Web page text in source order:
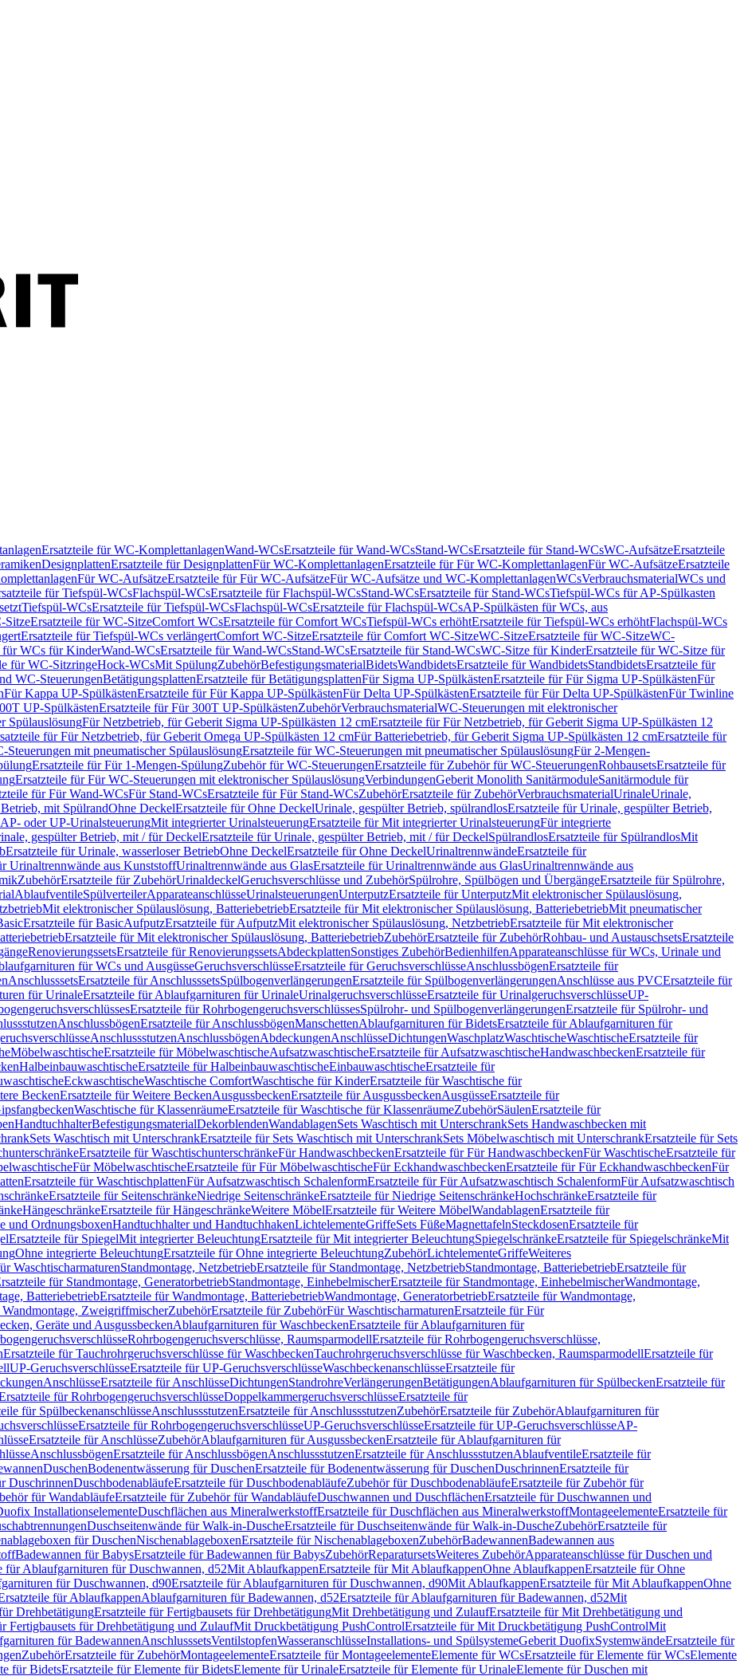
Ersatzteile für WC-KomplettanlagenWand-WCsErsatzteile für Wand-WCsStand-WCsErsatzteile für Stand-WCsWC-AufsätzeErsatzteile
DesignplattenErsatzteile für DesignplattenFür WC-KomplettanlagenErsatzteile für Für WC-KomplettanlagenFür WC-AufsätzeErsatzteile
Für WC-AufsätzeErsatzteile für Für WC-AufsätzeFür WC-Aufsätze und WC-KomplettanlagenWCsVerbrauchsmaterialWCs und
für Tiefspül-WCsFlachspül-WCsErsatzteile für Flachspül-WCsStand-WCsErsatzteile für Stand-WCsTiefspül-WCs für AP-Spülkasten
Tiefspül-WCsErsatzteile für Tiefspül-WCsFlachspül-WCsErsatzteile für Flachspül-WCsAP-Spülkästen für WCs, aus
SitzeErsatzteile für WC-SitzeComfort WCsErsatzteile für Comfort WCsTiefspül-WCs erhöhtErsatzteile für Tiefspül-WCs erhöhtFlachspül-WCs
Ersatzteile für Tiefspül-WCs verlängertComfort WC-SitzeErsatzteile für Comfort WC-SitzeWC-SitzeErsatzteile für WC-SitzeWC-
für WCs für KinderWand-WCsErsatzteile für Wand-WCsStand-WCsErsatzteile für Stand-WCsWC-Sitze für KinderErsatzteile für WC-Sitze für
für WC-SitzringeHock-WCsMit SpülungZubehörBefestigungsmaterialBidetsWandbidetsErsatzteile für WandbidetsStandbidetsErsatzteile für
WC-SteuerungenBetätigungsplattenErsatzteile für BetätigungsplattenFür Sigma UP-SpülkästenErsatzteile für Für Sigma UP-SpülkästenFür
Für Kappa UP-SpülkästenErsatzteile für Für Kappa UP-SpülkästenFür Delta UP-SpülkästenErsatzteile für Für Delta UP-SpülkästenFür Twinline
UP-SpülkästenErsatzteile für Für 300T UP-SpülkästenZubehörVerbrauchsmaterialWC-Steuerungen mit elektronischer
SpülauslösungFür Netzbetrieb, für Geberit Sigma UP-Spülkästen 12 cmErsatzteile für Für Netzbetrieb, für Geberit Sigma UP-Spülkästen 12
für Für Netzbetrieb, für Geberit Omega UP-Spülkästen 12 cmFür Batteriebetrieb, für Geberit Sigma UP-Spülkästen 12 cmErsatzteile für
Steuerungen mit pneumatischer SpülauslösungErsatzteile für WC-Steuerungen mit pneumatischer SpülauslösungFür 2-Mengen-
Ersatzteile für Für 1-Mengen-SpülungZubehör für WC-SteuerungenErsatzteile für Zubehör für WC-SteuerungenRohbausetsErsatzteile für
Ersatzteile für Für WC-Steuerungen mit elektronischer SpülauslösungVerbindungenGeberit Monolith SanitärmoduleSanitärmodule für
für Für Wand-WCsFür Stand-WCsErsatzteile für Für Stand-WCsZubehörErsatzteile für ZubehörVerbrauchsmaterialUrinaleUrinale,
mit SpülrandOhne DeckelErsatzteile für Ohne DeckelUrinale, gespülter Betrieb, spülrandlosErsatzteile für Urinale, gespülter Betrieb,
oder UP-UrinalsteuerungMit integrierter UrinalsteuerungErsatzteile für Mit integrierter UrinalsteuerungFür integrierte
gespülter Betrieb, mit / für DeckelErsatzteile für Urinale, gespülter Betrieb, mit / für DeckelSpülrandlosErsatzteile für SpülrandlosMit
Ersatzteile für Urinale, wasserloser BetriebOhne DeckelErsatzteile für Ohne DeckelUrinaltrennwändeErsatzteile für
Urinaltrennwände aus KunststoffUrinaltrennwände aus GlasErsatzteile für Urinaltrennwände aus GlasUrinaltrennwände aus
ZubehörErsatzteile für ZubehörUrinaldeckelGeruchsverschlüsse und ZubehörSpülrohre, Spülbögen und ÜbergängeErsatzteile für Spülrohre,
AblaufventileSpülverteilerApparateanschlüsseUrinalsteuerungenUnterputzErsatzteile für UnterputzMit elektronischer Spülauslösung,
Mit elektronischer Spülauslösung, BatteriebetriebErsatzteile für Mit elektronischer Spülauslösung, BatteriebetriebMit pneumatischer
Ersatzteile für BasicAufputzErsatzteile für AufputzMit elektronischer Spülauslösung, NetzbetriebErsatzteile für Mit elektronischer
Ersatzteile für Mit elektronischer Spülauslösung, BatteriebetriebZubehörErsatzteile für ZubehörRohbau- und AustauschsetsErsatzteile
RenovierungssetsErsatzteile für RenovierungssetsAbdeckplattenSonstiges ZubehörBedienhilfenApparateanschlüsse für WCs, Urinale und
für WCs und AusgüsseGeruchsverschlüsseErsatzteile für GeruchsverschlüsseAnschlussbögenErsatzteile für
AnschlusssetsErsatzteile für AnschlusssetsSpülbogenverlängerungenErsatzteile für SpülbogenverlängerungenAnschlüsse aus PVCErsatzteile für
für UrinaleErsatzteile für Ablaufgarnituren für UrinaleUrinalgeruchsverschlüsseErsatzteile für UrinalgeruchsverschlüsseUP-
Ersatzteile für RohrbogengeruchsverschlüssesSpülrohr- und SpülbogenverlängerungenErsatzteile für Spülrohr- und
AnschlussbögenErsatzteile für AnschlussbögenManschettenAblaufgarnituren für BidetsErsatzteile für Ablaufgarnituren für
AnschlussstutzenAnschlussbögenAbdeckungenAnschlüsseDichtungenWaschplatzWaschtischeWaschtischeErsatzteile für
MöbelwaschtischeErsatzteile für MöbelwaschtischeAufsatzwaschtischeErsatzteile für AufsatzwaschtischeHandwaschbeckenErsatzteile für
HalbeinbauwaschtischeErsatzteile für HalbeinbauwaschtischeEinbauwaschtischeErsatzteile für
EckwaschtischeWaschtische ComfortWaschtische für KinderErsatzteile für Waschtische für
BeckenErsatzteile für Weitere BeckenAusgussbeckenErsatzteile für AusgussbeckenAusgüsseErsatzteile für
Waschtische für KlassenräumeErsatzteile für Waschtische für KlassenräumeZubehörSäulenErsatzteile für
HandtuchhalterBefestigungsmaterialDekorblendenWandablagenSets Waschtisch mit UnterschrankSets Handwaschbecken mit
Sets Waschtisch mit UnterschrankErsatzteile für Sets Waschtisch mit UnterschrankSets Möbelwaschtisch mit UnterschrankErsatzteile für Sets
Ersatzteile für WaschtischunterschränkeFür HandwaschbeckenErsatzteile für Für HandwaschbeckenFür WaschtischeErsatzteile für
Für MöbelwaschtischeErsatzteile für Für MöbelwaschtischeFür EckhandwaschbeckenErsatzteile für Für EckhandwaschbeckenFür
Ersatzteile für WaschtischplattenFür Aufsatzwaschtisch SchalenformErsatzteile für Für Aufsatzwaschtisch SchalenformFür Aufsatzwaschtisch
Ersatzteile für SeitenschränkeNiedrige SeitenschränkeErsatzteile für Niedrige SeitenschränkeHochschränkeErsatzteile für
HängeschränkeErsatzteile für HängeschränkeWeitere MöbelErsatzteile für Weitere MöbelWandablagenErsatzteile für
und OrdnungsboxenHandtuchhalter und HandtuchhakenLichtelementeGriffeSets FüßeMagnettafelnSteckdosenErsatzteile für
Ersatzteile für SpiegelMit integrierter BeleuchtungErsatzteile für Mit integrierter BeleuchtungSpiegelschränkeErsatzteile für SpiegelschränkeMit
Ohne integrierte BeleuchtungErsatzteile für Ohne integrierte BeleuchtungZubehörLichtelementeGriffeWeiteres
WaschtischarmaturenStandmontage, NetzbetriebErsatzteile für Standmontage, NetzbetriebStandmontage, BatteriebetriebErsatzteile für
für Standmontage, GeneratorbetriebStandmontage, EinhebelmischerErsatzteile für Standmontage, EinhebelmischerWandmontage,
BatteriebetriebErsatzteile für Wandmontage, BatteriebetriebWandmontage, GeneratorbetriebErsatzteile für Wandmontage,
ZweigriffmischerZubehörErsatzteile für ZubehörFür WaschtischarmaturenErsatzteile für Für
Geräte und AusgussbeckenAblaufgarnituren für WaschbeckenErsatzteile für Ablaufgarnituren für
Rohrbogengeruchsverschlüsse, RaumsparmodellErsatzteile für Rohrbogengeruchsverschlüsse,
Ersatzteile für Tauchrohrgeruchsverschlüsse für WaschbeckenTauchrohrgeruchsverschlüsse für Waschbecken, RaumsparmodellErsatzteile für
UP-GeruchsverschlüsseErsatzteile für UP-GeruchsverschlüsseWaschbeckenanschlüsseErsatzteile für
AnschlüsseErsatzteile für AnschlüsseDichtungenStandrohreVerlängerungenBetätigungenAblaufgarnituren für SpülbeckenErsatzteile für
für RohrbogengeruchsverschlüsseDoppelkammergeruchsverschlüsseErsatzteile für
für SpülbeckenanschlüsseAnschlussstutzenErsatzteile für AnschlussstutzenZubehörErsatzteile für ZubehörAblaufgarnituren für
Ersatzteile für RohrbogengeruchsverschlüsseUP-GeruchsverschlüsseErsatzteile für UP-GeruchsverschlüsseAP-
Ersatzteile für AnschlüsseZubehörAblaufgarnituren für AusgussbeckenErsatzteile für Ablaufgarnituren für
AnschlussbögenErsatzteile für AnschlussbögenAnschlussstutzenErsatzteile für AnschlussstutzenAblaufventileErsatzteile für
DuschenBodenentwässerung für DuschenErsatzteile für Bodenentwässerung für DuschenDuschrinnenErsatzteile für
DuschrinnenDuschbodenabläufeErsatzteile für DuschbodenabläufeZubehör für DuschbodenabläufeErsatzteile für Zubehör für
für WandabläufeErsatzteile für Zubehör für WandabläufeDuschwannen und DuschflächenErsatzteile für Duschwannen und
InstallationselementeDuschflächen aus MineralwerkstoffErsatzteile für Duschflächen aus MineralwerkstoffMontageelementeErsatzteile für
Duschseitenwände für Walk-in-DuscheErsatzteile für Duschseitenwände für Walk-in-DuscheZubehörErsatzteile für
für DuschenNischenablageboxenErsatzteile für NischenablageboxenZubehörBadewannenBadewannen aus
Badewannen für BabysErsatzteile für Badewannen für BabysZubehörReparatursetsWeiteres ZubehörApparateanschlüsse für Duschen und
für Ablaufgarnituren für Duschwannen, d52Mit AblaufkappenErsatzteile für Mit AblaufkappenOhne AblaufkappenErsatzteile für Ohne
für Duschwannen, d90Ersatzteile für Ablaufgarnituren für Duschwannen, d90Mit AblaufkappenErsatzteile für Mit AblaufkappenOhne
für AblaufkappenAblaufgarnituren für Badewannen, d52Ersatzteile für Ablaufgarnituren für Badewannen, d52Mit
DrehbetätigungErsatzteile für Fertigbausets für DrehbetätigungMit Drehbetätigung und ZulaufErsatzteile für Mit Drehbetätigung und
Fertigbausets für Drehbetätigung und ZulaufMit Druckbetätigung PushControlErsatzteile für Mit Druckbetätigung PushControlMit
für BadewannenAnschlusssetsVentilstopfenWasseranschlüsseInstallations- und SpülsystemeGeberit DuofixSystemwändeErsatzteile für
ZubehörErsatzteile für ZubehörMontageelementeErsatzteile für MontageelementeElemente für WCsErsatzteile für Elemente für WCsElemente
für BidetsErsatzteile für Elemente für BidetsElemente für UrinaleErsatzteile für Elemente für UrinaleElemente für Duschen mit